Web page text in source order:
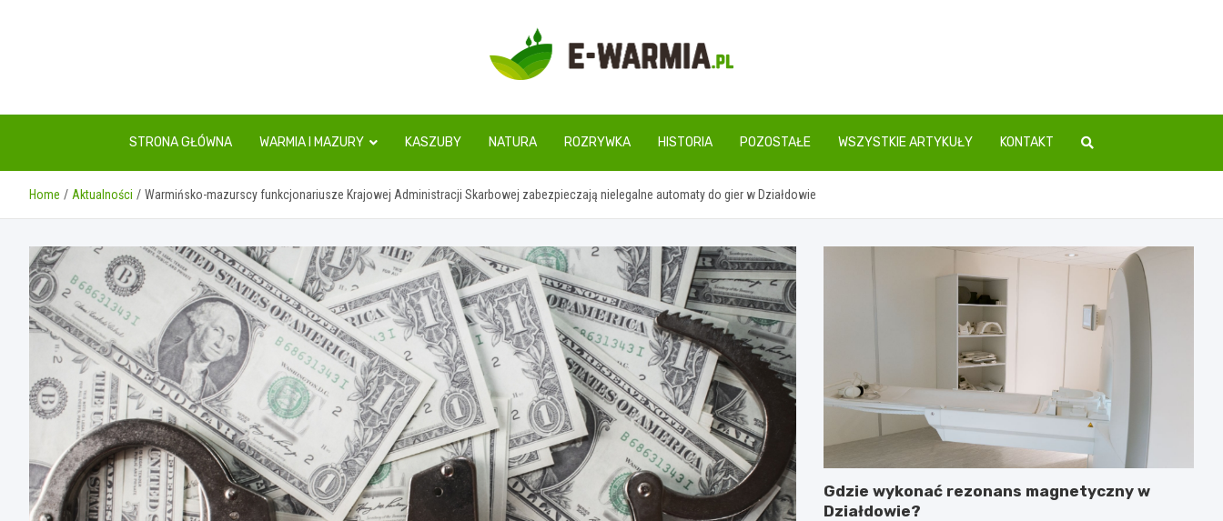
www.e-warmia.pl
STRONA GŁÓWNA WARMIA I MAZURY KASZUBY NATURA ROZRYWKA HISTORIA POZOSTAŁE WSZYSTKIE ARTYKUŁY KONTAKT
Home Aktualności Warmińsko-mazurscy funkcjonariusze Krajowej Administracji Skarbowej zabezpieczają nielegalne automaty do gier w Działdowie
Gdzie wykonać rezonans magnetyczny w
Działdowie?